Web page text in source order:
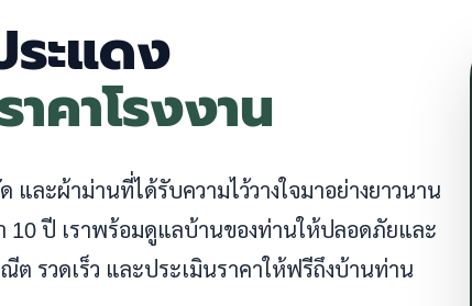
ระแดง
คาโรงงาน
และผ้าม่านที่ได้รับความไว้วางใจมาอย่างยาวนาน
10 ปี เราพร้อมดูแลบ้านของท่านให้ปลอดภัยและ
ต รวดเร็ว และประเมินราคาให้ฟรีถึงบ้านท่าน